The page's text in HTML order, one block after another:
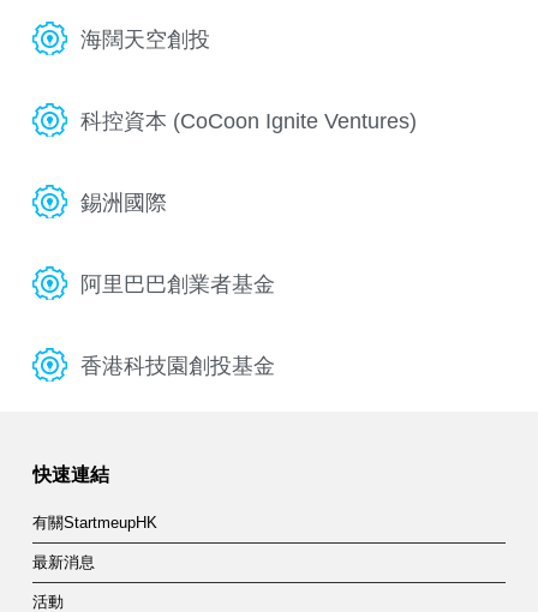
海闊天空創投
科控資本 (CoCoon Ignite Ventures)
錫洲國際
阿里巴巴創業者基金
香港科技園創投基金
快速連結
有關StartmeupHK
最新消息
活動